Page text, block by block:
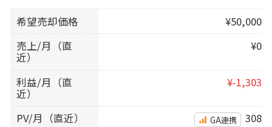
希望売却価格
¥50,000
売上/月（直
近）
¥0
利益/月（直
近）
¥-1,303
PV/月（直近） GA連携 308